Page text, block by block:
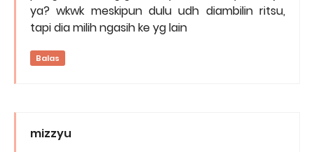
ya? wkwk meskipun dulu udh diambilin ritsu,
tapi dia milih ngasih ke yg lain
Balas
mizzyu